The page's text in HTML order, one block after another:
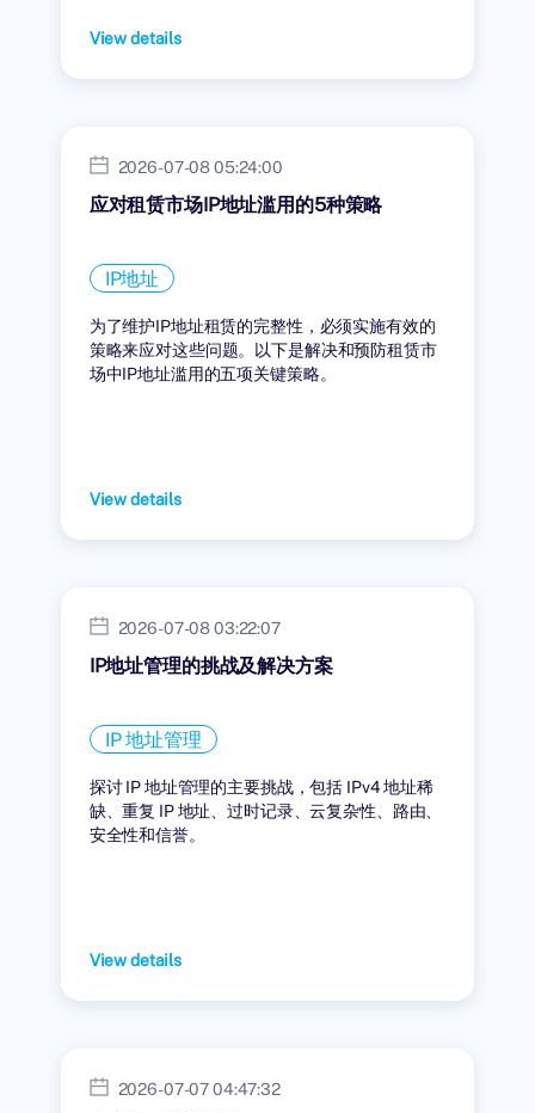
View details
2026-07-08 05:24:00
应对租赁市场IP地址滥用的5种策略
IP地址
为了维护IP地址租赁的完整性，必须实施有效的
策略来应对这些问题。以下是解决和预防租赁市
场中IP地址滥用的五项关键策略。
View details
2026-07-08 03:22:07
IP地址管理的挑战及解决方案
IP 地址管理
探讨 IP 地址管理的主要挑战，包括 IPv4 地址稀
缺、重复 IP 地址、过时记录、云复杂性、路由、
安全性和信誉。
View details
2026-07-07 04:47:32